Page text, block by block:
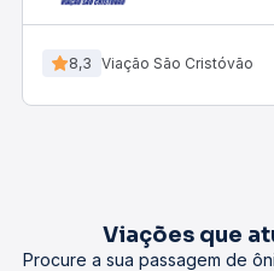
8,3 Viação São Cristóvão
Viações que
Procure a sua passagem de